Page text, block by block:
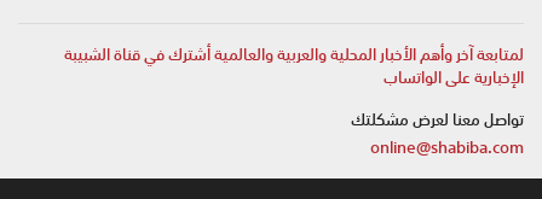
لمتابعة آخر وأهم الأخبار المحلية والعربية والعالمية أشترك في قناة الشبيبة
الإخبارية على الواتساب
تواصل معنا لعرض مشكلتك
online@shabiba.com